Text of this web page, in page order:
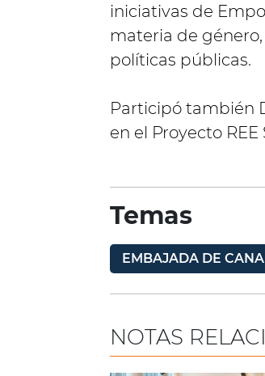
iniciativas de
materia de
políticas públicas.
Participó también
en el Proyecto REE
Temas
EMBAJADA DE
NOTAS